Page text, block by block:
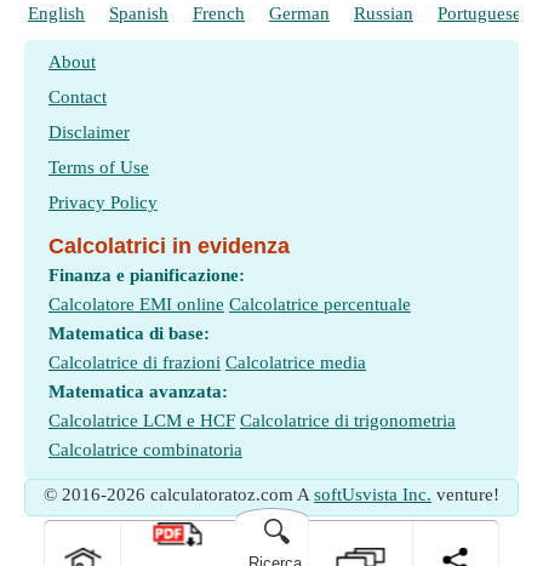
English Spanish French German Russian Portuguese
About
Contact
Disclaimer
Terms of Use
Privacy Policy
Calcolatrici in evidenza
Finanza e pianificazione:
Calcolatore EMI online Calcolatrice percentuale
Matematica di base:
Calcolatrice di frazioni Calcolatrice media
Matematica avanzata:
Calcolatrice LCM e HCF Calcolatrice di trigonometria
Calcolatrice combinatoria
© 2016-2026 calculatoratoz.com A softUsvista Inc. venture!
🔍